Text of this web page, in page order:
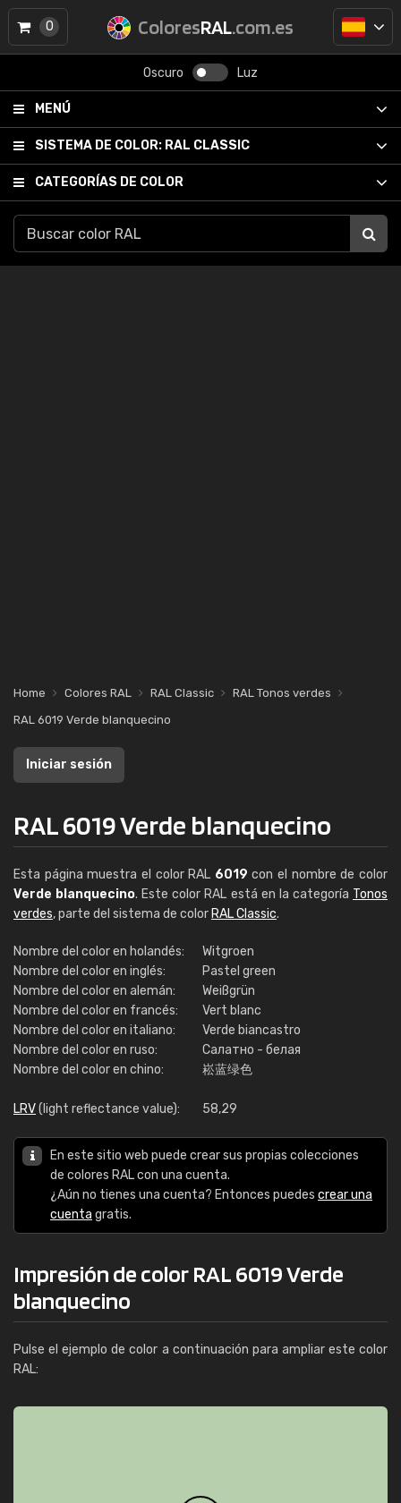
ColoresRAL.com.es
Oscuro Luz
MENÚ
SISTEMA DE COLOR: RAL CLASSIC
CATEGORÍAS DE COLOR
0
Home Colores RAL RAL Classic
RAL Tonos verdes
RAL 6019 Verde blanquecino
Iniciar sesión
RAL 6019 Verde blanquecino
Esta página muestra el color RAL 6019 con el nombre de color
Verde blanquecino. Este color RAL está en la categoría Tonos
verdes, parte del sistema de color RAL Classic.
Nombre del color en holandés:
Witgroen
Nombre del color en inglés:
Pastel green
Nombre del color en alemán:
Weißgrün
Nombre del color en francés:
Vert blanc
Nombre del color en italiano:
Verde biancastro
Nombre del color en ruso:
Салатно - белая
Nombre del color en chino:
崧蓝绿色
LRV(light reflectance value): 58,29
En este sitio web puede crear sus propias colecciones
de colores RAL con una cuenta.
¿Aún no tienes una cuenta? Entonces puedes crear una
cuenta gratis.
Impresión de color RAL 6019 Verde
blanquecino
Pulse el ejemplo de color a continuación para ampliar este color
RAL: